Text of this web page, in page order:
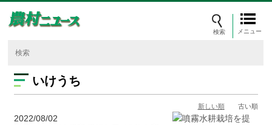
メニュー
いけうち
新しい順 古い順
2022/08/02